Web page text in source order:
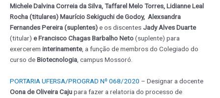
Michele Dalvina Correia da Silva, Taffarel Melo Torres, Lidianne Leal
Rocha (titulares) Maurício Sekiguchi de Godoy, Alexsandra
Fernandes Pereira (suplentes)e os discentesJady Alves Duarte
(titular) e Francisco Chagas Barbalho Neto(suplente) para
exercerem interinamente, a função de membros do Colegiado do
curso deBiotecnologia , campus Mossoró.
PORTARIA UFERSA/PROGRAD Nº 068/2020 – Designar a docente
Oona de Oliveira Cajupara fazer a relatoria do processo de